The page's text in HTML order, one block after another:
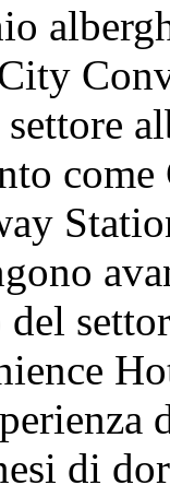
di